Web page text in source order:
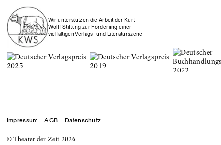
Wir unterstützen die Arbeit der Kurt
Wolff Stiftung zur Förderung einer
vielfältigen Verlags- und Literaturszene
© Theater der Zeit 2026
Impressum AGB Datenschutz